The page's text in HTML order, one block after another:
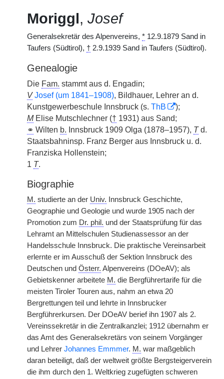
Moriggl, Josef
Generalsekretär des Alpenvereins, * 12.9.1879 Sand in
Taufers (Südtirol), † 2.9.1939 Sand in Taufers (Südtirol).
Genealogie
Die Fam. stammt aus d. Engadin;
V Josef (um 1841–1908), Bildhauer, Lehrer an d.
Kunstgewerbeschule Innsbruck (s. ThB
);
MElise Mutschlechner († 1931) aus Sand;
⚭ Wilten b. Innsbruck 1909 Olga (1878–1957), Td.
Staatsbahninsp. Franz Berger aus Innsbruck u. d.
Franziska Hollenstein;
1 T.
Biographie
M. studierte an der Univ. Innsbruck Geschichte,
Geographie und Geologie und wurde 1905 nach der
Promotion zum Dr. phil. und der Staatsprüfung für das
Lehramt an Mittelschulen Studienassessor an der
Handelsschule Innsbruck. Die praktische Vereinsarbeit
erlernte er im Ausschuß der Sektion Innsbruck des
Deutschen und Österr. Alpenvereins (DOeAV); als
Gebietskenner arbeitete M. die Bergführertarife für die
meisten Tiroler Touren aus, nahm an etwa 20
Bergrettungen teil und lehrte in Innsbrucker
Bergführerkursen. Der DOeAV berief ihn 1907 als 2.
Vereinssekretär in die Zentralkanzlei; 1912 übernahm er
das Amt des Generalsekretärs von seinem Vorgänger
und Lehrer Johannes Emmmer. M. war maßgeblich
daran beteiligt, daß der weltweit größte Bergsteigerverein
die ihm durch den 1. Weltkrieg zugefügten schweren